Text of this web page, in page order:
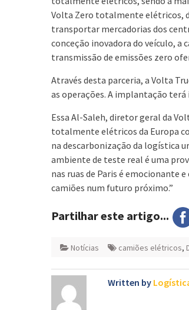
Volta Zero totalmente elétricos,
transportar mercadorias dos
conceção inovadora do veículo, a
transmissão de emissões zero
Através desta parceria, a Volta
as operações. A implantação terá
Essa Al-Saleh, diretor geral da
totalmente elétricos da Europa
na descarbonização da logística
ambiente de teste real é uma
nas ruas de Paris é emocionante
camiões num futuro próximo.”
Partilhar este artigo...
Notícias camiões elétricos,
Written by